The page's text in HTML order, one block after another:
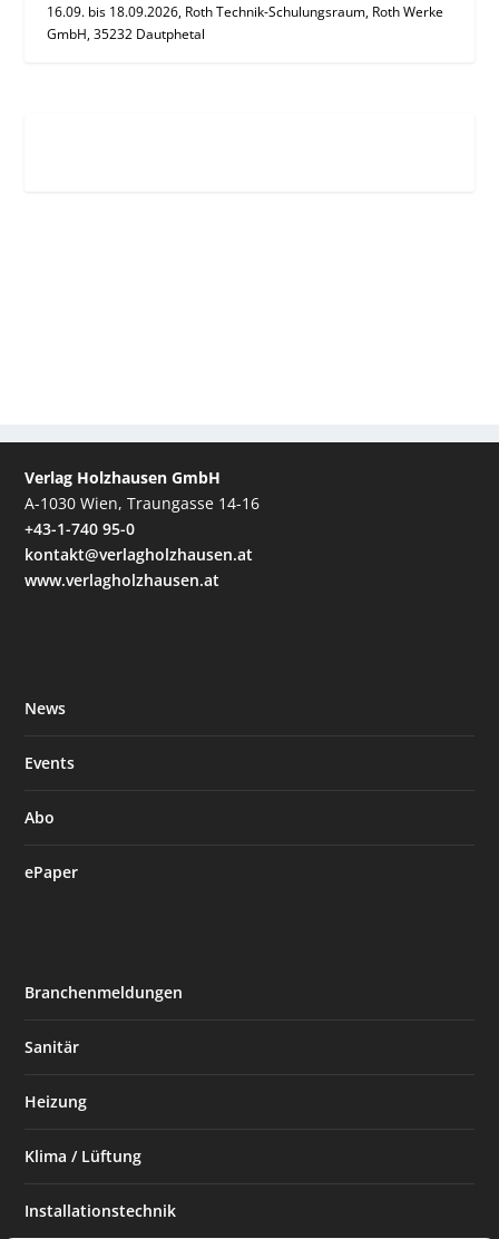
16.09. bis 18.09.2026, Roth Technik-Schulungsraum, Roth Werke
GmbH, 35232 Dautphetal
Verlag Holzhausen GmbH
A-1030 Wien, Traungasse 14-16
+43-1-740 95-0
kontakt@verlagholzhausen.at
www.verlagholzhausen.at
News
Events
Abo
ePaper
Branchenmeldungen
Sanitär
Heizung
Klima / Lüftung
Installationstechnik